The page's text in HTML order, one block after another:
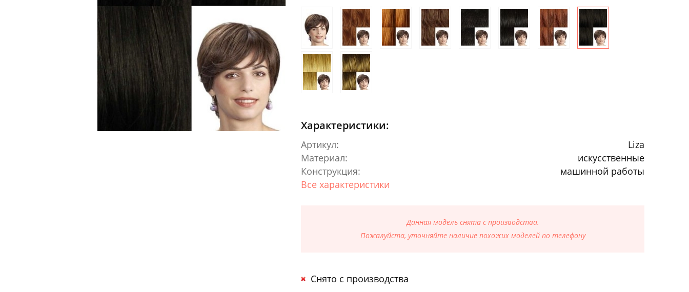
Характеристики:
Артикул:
Liza
Материал:
искусственные
Конструкция:
машинной работы
Все характеристики
Данная модель снята с производства.
Пожалуйста, уточняйте наличие похожих моделей по телефону
Снято с производства